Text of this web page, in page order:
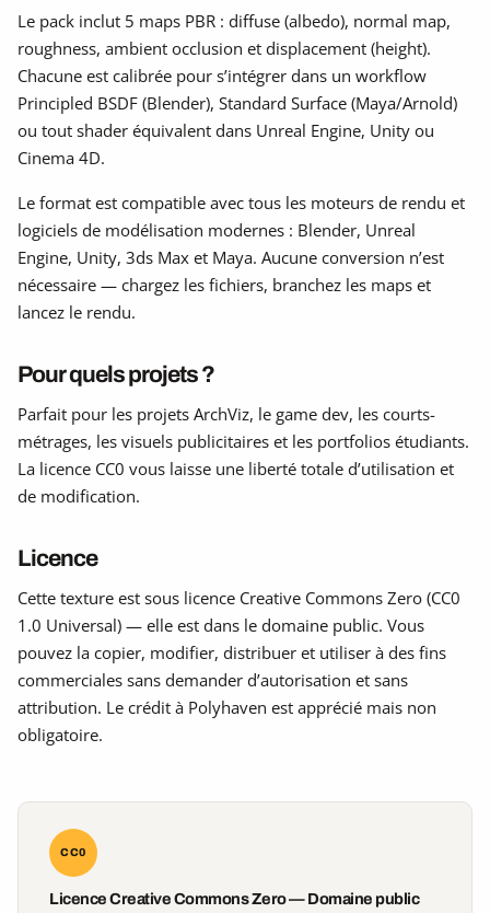
Le pack inclut 5 maps PBR : diffuse (albedo), normal map,
roughness, ambient occlusion et displacement (height).
Chacune est calibrée pour s’intégrer dans un workflow
Principled BSDF (Blender), Standard Surface (Maya/Arnold)
ou tout shader équivalent dans Unreal Engine, Unity ou
Cinema 4D.
Le format est compatible avec tous les moteurs de rendu et
logiciels de modélisation modernes : Blender, Unreal
Engine, Unity, 3ds Max et Maya. Aucune conversion n’est
nécessaire — chargez les fichiers, branchez les maps et
lancez le rendu.
Pour quels projets ?
Parfait pour les projets ArchViz, le game dev, les courts-
métrages, les visuels publicitaires et les portfolios étudiants.
La licence CC0 vous laisse une liberté totale d’utilisation et
de modification.
Licence
Cette texture est sous licence Creative Commons Zero (CC0
1.0 Universal) — elle est dans le domaine public. Vous
pouvez la copier, modifier, distribuer et utiliser à des fins
commerciales sans demander d’autorisation et sans
attribution. Le crédit à Polyhaven est apprécié mais non
obligatoire.
CC0
Licence Creative Commons Zero — Domaine public